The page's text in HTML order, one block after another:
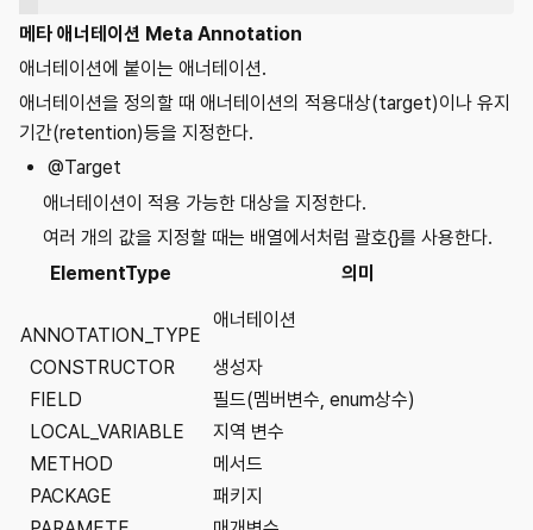
메타 애너테이션 Meta Annotation
애너테이션에 붙이는 애너테이션.
애너테이션을 정의할 때 애너테이션의 적용대상(target)이나 유지
기간(retention)등을 지정한다.
@Target
애너테이션이 적용 가능한 대상을 지정한다.
여러 개의 값을 지정할 때는 배열에서처럼 괄호{}를 사용한다.
ElementType
의미
ANNOTATION_TYPE
애너테이션
CONSTRUCTOR
생성자
FIELD
필드(멤버변수, enum상수)
LOCAL_VARIABLE
지역 변수
METHOD
메서드
PACKAGE
패키지